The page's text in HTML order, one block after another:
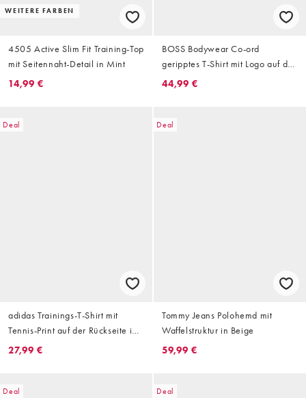
WEITERE FARBEN
4505 Active Slim Fit Training-Top
mit Seitennaht-Detail in Mint
14,99 €
BOSS Bodywear Co-ord
geripptes T-Shirt mit Logo auf der
Brust in Schwarz
44,99 €
Deal
adidas Trainings-T-Shirt mit
Tennis-Print auf der Rückseite in
Weiß
27,99 €
Deal
Tommy Jeans Polohemd mit
Waffelstruktur in Beige
59,99 €
Deal Deal